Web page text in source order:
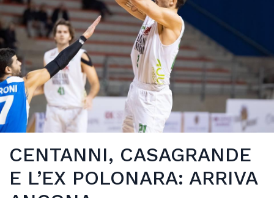
CENTANNI, CASAGRANDE
E L’EX POLONARA: ARRIVA